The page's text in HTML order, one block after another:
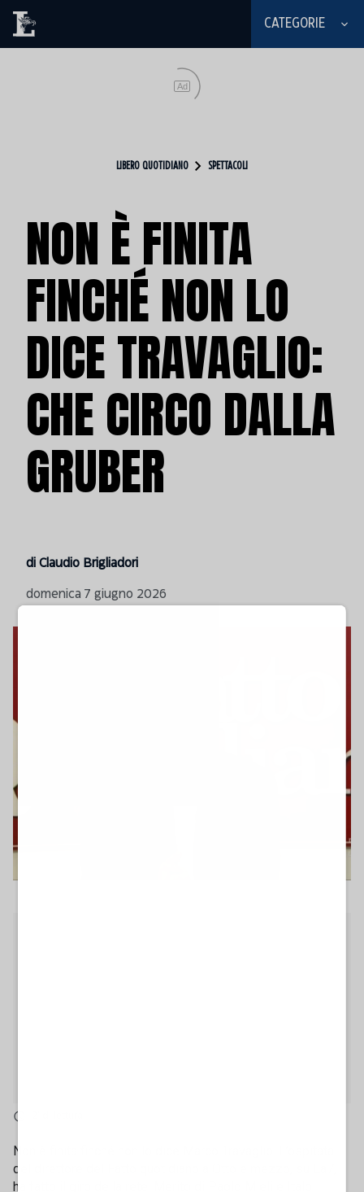
CATEGORIE
Ad
LIBERO QUOTIDIANO SPETTACOLI
NON È FINITA
FINCHÉ NON LO
DICE TRAVAGLIO:
CHE CIRCO DALLA
GRUBER
di Claudio Brigliadori
domenica 7 giugno 2026
Non è finita finché non lo dice Marco Travaglio. L’ospitata
del direttore del Fatto quotidiano a Otto e mezzo, su La7,
ha fatto il giro della rete. Merito di Paolo Mieli e Italo